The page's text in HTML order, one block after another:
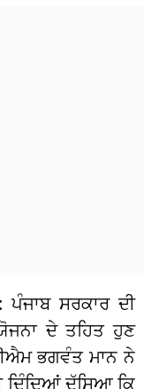
ਪੰਜਾਬ ਸਰਕਾਰ ਦੀ
ਦੇ ਤਹਿਤ ਹੁਣ
ਭਗਵੰਤ ਮਾਨ ਨੇ
ਦਿੰਦਿਆਂ ਦੱਸਿਆ ਕਿ